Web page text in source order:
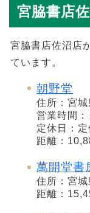
宮脇書店
宮脇書店佐沼店
ています。
朝野堂
住所：宮
営業時間
定休日：定
距離：
萬開堂書
住所：宮
距離：